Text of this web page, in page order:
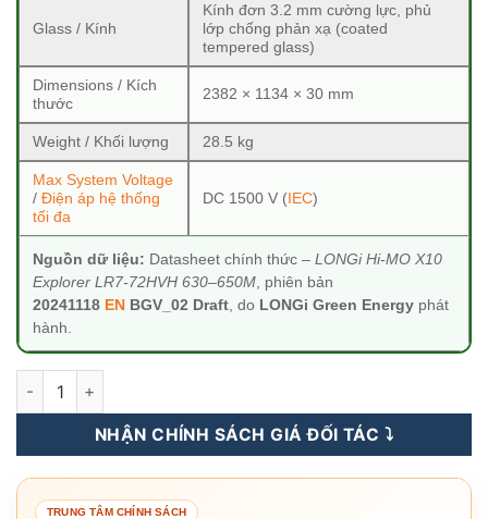
Glass / Kính
Kính đơn 3.2 mm cường lực, phủ
lớp chống phản xạ (coated
tempered glass)
Dimensions / Kích
thước
2382 × 1134 × 30 mm
Weight / Khối lượng 28.5 kg
Max System Voltage
/ Điện áp hệ thống
tối đa
DC 1500 V ( IEC)
Nguồn dữ liệu: Datasheet chính thức – LONGi Hi-MO X10
Explorer LR7-72HVH 630–650M , phiên bản
20241118 EN BGV_02 Draft , do LONGi Green Energy phát
hành.
Tấm Pin Năng Lượng Mặt Trời Longi Solar 640Wp - Himo
NHẬN CHÍNH SÁCH GIÁ ĐỐI TÁC ⤵️
TRUNG TÂM CHÍNH SÁCH